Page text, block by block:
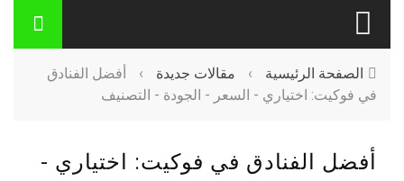
الصفحة الرئيسية › مقالات جديدة ›
أفضل الفنادق
في فوكيت: اختياري - السعر - الجودة - التصنيف
أفضل الفنادق في فوكيت: اختياري -